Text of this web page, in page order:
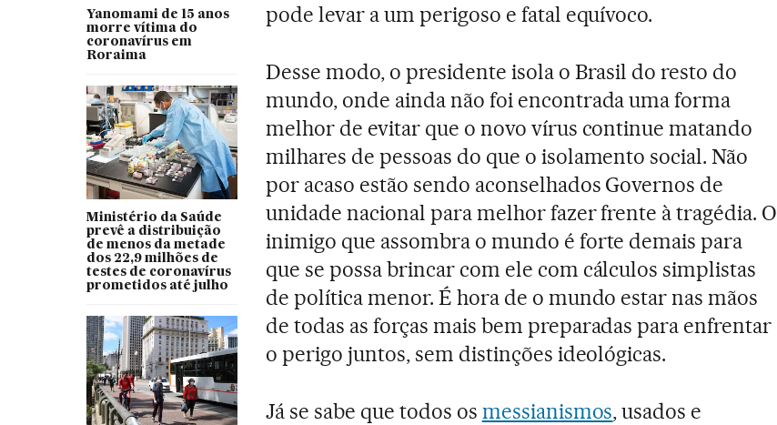
Yanomami de 15 anos
morre vítima do
coronavírus em
Roraima
Ministério da Saúde
prevê a distribuição
de menos da metade
dos 22,9 milhões de
testes de coronavírus
prometidos até julho
pode levar a um perigoso e fatal equívoco.
Desse modo, o presidente isola o Brasil do resto do
mundo, onde ainda não foi encontrada uma forma
melhor de evitar que o novo vírus continue matando
milhares de pessoas do que o isolamento social. Não
por acaso estão sendo aconselhados Governos de
unidade nacional para melhor fazer frente à tragédia. O
inimigo que assombra o mundo é forte demais para
que se possa brincar com ele com cálculos simplistas
de política menor. É hora de o mundo estar nas mãos
de todas as forças mais bem preparadas para enfrentar
o perigo juntos, sem distinções ideológicas.
Já se sabe que todos os messianismos, usados e